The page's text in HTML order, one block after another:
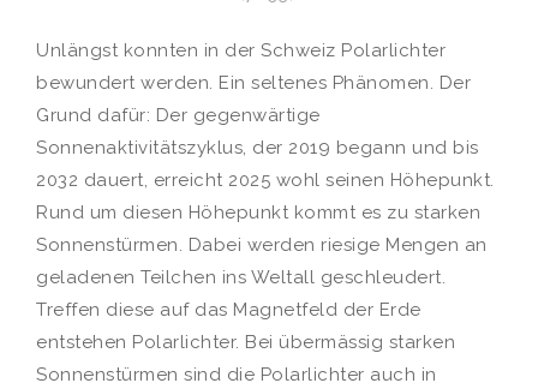
Unlängst konnten in der Schweiz Polarlichter
bewundert werden. Ein seltenes Phänomen. Der
Grund dafür: Der gegenwärtige
Sonnenaktivitätszyklus, der 2019 begann und bis
2032 dauert, erreicht 2025 wohl seinen Höhepunkt.
Rund um diesen Höhepunkt kommt es zu starken
Sonnenstürmen. Dabei werden riesige Mengen an
geladenen Teilchen ins Weltall geschleudert.
Treffen diese auf das Magnetfeld der Erde
entstehen Polarlichter. Bei übermässig starken
Sonnenstürmen sind die Polarlichter auch in